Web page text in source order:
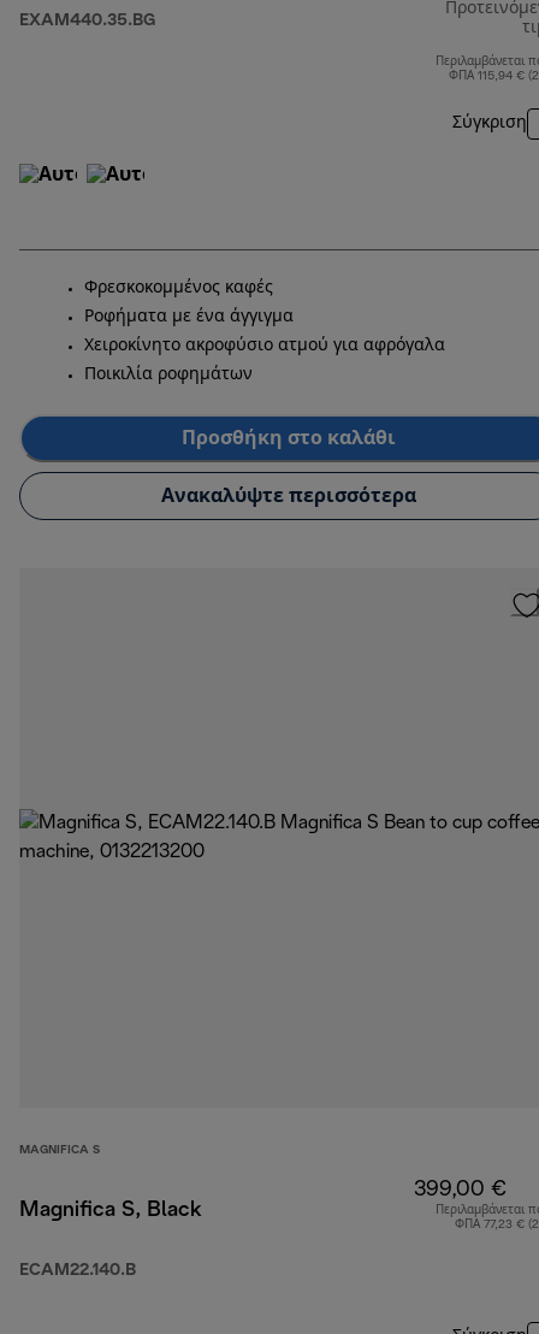
EXAM440.35.BG
Περιλαμβάνεται
ΦΠΑ 115,94 €
Σύγκριση
Φρεσκοκομμένος καφές
Ροφήματα με ένα άγγιγμα
Χειροκίνητο ακροφύσιο ατμού για αφρόγαλα
Ποικιλία ροφημάτων
Προσθήκη στο καλάθι
Ανακαλύψτε περισσότερα
MAGNIFICA S
Magnifica S, Black
ECAM22.140.B
399,00 €
Περιλαμβάνεται
ΦΠΑ 77,23 €